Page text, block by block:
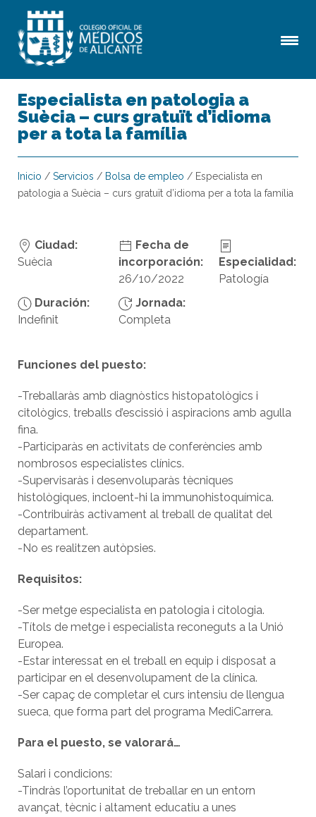
Especialista en patologia a
Suècia – curs gratuït d’idioma
per a tota la família
Inicio / Servicios / Bolsa de empleo / Especialista en
patologia a Suècia – curs gratuït d’idioma per a tota la família
Ciudad:
Suècia
Fecha de
incorporación:
26/10/2022
Especialidad:
Patología
Duración:
Indefinit
Jornada:
Completa
Funciones del puesto:
-Treballaràs amb diagnòstics histopatològics i
citològics, treballs d’escissió i aspiracions amb agulla
fina.
-Participaràs en activitats de conferències amb
nombrosos especialistes clínics.
-Supervisaràs i desenvoluparàs tècniques
histològiques, incloent-hi la immunohistoquímica.
-Contribuiràs activament al treball de qualitat del
departament.
-No es realitzen autòpsies.
Requisitos:
-Ser metge especialista en patologia i citologia.
-Títols de metge i especialista reconeguts a la Unió
Europea.
-Estar interessat en el treball en equip i disposat a
participar en el desenvolupament de la clínica.
-Ser capaç de completar el curs intensiu de llengua
sueca, que forma part del programa MediCarrera.
Para el puesto, se valorará…
Salari i condicions:
-Tindràs l’oportunitat de treballar en un entorn
avançat, tècnic i altament educatiu a unes